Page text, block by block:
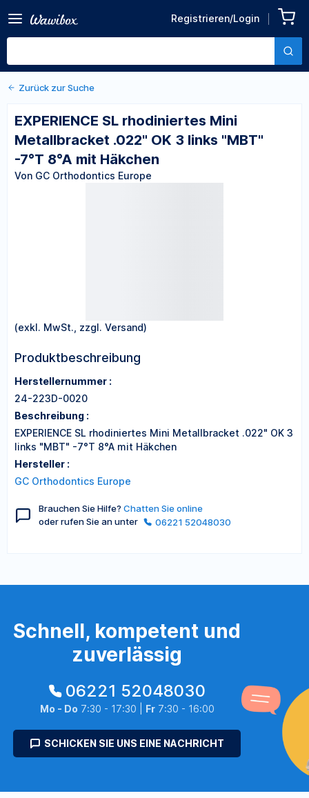
Registrieren/Login
Mini Metallbracket .022" OK
3 links "MBT" -7°T 8°A mit
Von GC Orthodontics Europe
Zurück zu den Produktdetails
Zurück zur Suche
EXPERIENCE SL rhodiniertes Mini
Metallbracket .022" OK 3 links "MBT"
-7°T 8°A mit Häkchen
Von GC Orthodontics Europe
(exkl. MwSt., zzgl. Versand)
Produktbeschreibung
Herstellernummer :
24-223D-0020
Beschreibung :
EXPERIENCE SL rhodiniertes Mini Metallbracket .022" OK 3
links "MBT" -7°T 8°A mit Häkchen
Hersteller :
GC Orthodontics Europe
Brauchen Sie Hilfe? Chatten Sie online
oder rufen Sie an unter
06221 52048030
Schnell, kompetent und
zuverlässig
06221 52048030
Mo - Do 7:30 - 17:30 | Fr7:30 - 16:00
SCHICKEN SIE UNS EINE NACHRICHT